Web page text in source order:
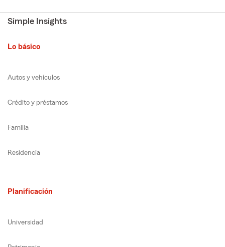
Simple Insights
Lo básico
Autos y vehículos
Crédito y préstamos
Familia
Residencia
Planificación
Universidad